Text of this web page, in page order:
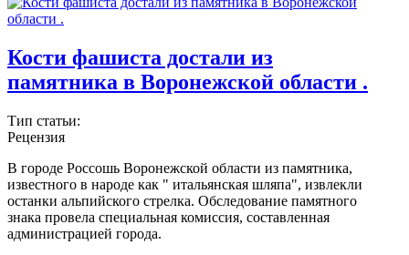
Кости фашиста достали из
памятника в Воронежской области .
Тип статьи:
Рецензия
В городе Россошь Воронежской области из памятника,
известного в народе как " итальянская шляпа", извлекли
останки альпийского стрелка. Обследование памятного
знака провела специальная комиссия, составленная
администрацией города.